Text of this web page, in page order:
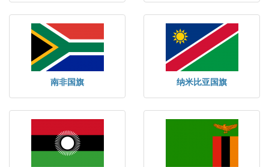
南非国旗 纳米比亚国旗